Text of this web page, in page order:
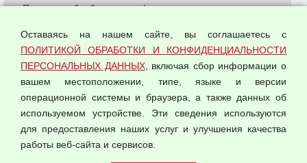
© 2026 ООО "Феникс"
Политика обработки и конфиденциальности
Согласием на обработку персональных данных
Оферта оптовой купли-продажи
Публичная оферта
Оставаясь на нашем сайте, вы соглашаетесь с
ПОЛИТИКОЙ ОБРАБОТКИ И КОНФИДЕНЦИАЛЬНОСТИ
ПЕРСОНАЛЬНЫХ ДАННЫХ, включая сбор информации о
вашем местоположении, типе, языке и версии
операционной системы и браузера, а также данных об
используемом устройстве. Эти сведения используются
для предоставления наших услуг и улучшения качества
работы веб-сайта и сервисов.